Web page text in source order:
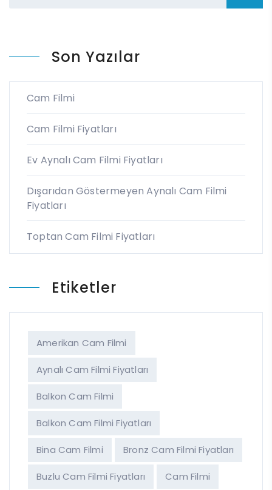
Son Yazılar
Cam Filmi
Cam Filmi Fiyatları
Ev Aynalı Cam Filmi Fiyatları
Dışarıdan Göstermeyen Aynalı Cam Filmi
Fiyatları
Toptan Cam Filmi Fiyatları
Etiketler
Amerikan Cam Filmi
Aynalı Cam Filmi Fiyatları
Balkon Cam Filmi
Balkon Cam Filmi Fiyatları
Bina Cam Filmi Bronz Cam Filmi Fiyatları
Buzlu Cam Filmi Fiyatları Cam Filmi